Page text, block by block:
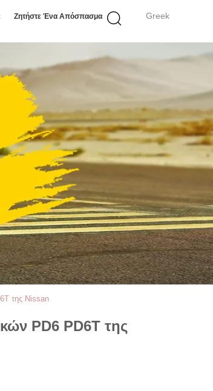
Greek
Ζητήστε Ένα Απόσπασμα
της Nissan
PD6 PD6T της